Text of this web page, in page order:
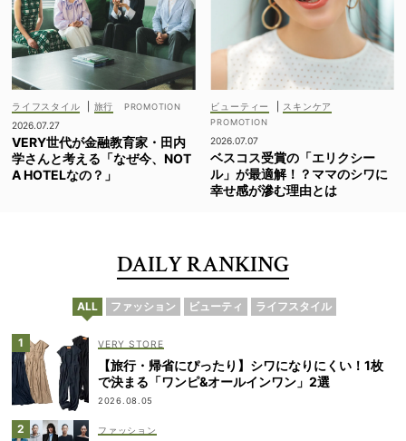
ライフスタイル
旅行
2026.07.27
VERY世代が金融教育家・田内
学さんと考える「なぜ今、NOT
A HOTELなの？」
ビューティー スキンケア
2026.07.07
ベスコス受賞の「エリクシー
ル」が最適解！？ママのシワに
幸せ感が滲む理由とは
DAILY RANKING
ALL ファッション ビューティ ライフスタイル
VERY STORE
【旅行・帰省にぴったり】シワになりにくい！1枚
で決まる「ワンピ&オールインワン」2選
2026.08.05
ファッション